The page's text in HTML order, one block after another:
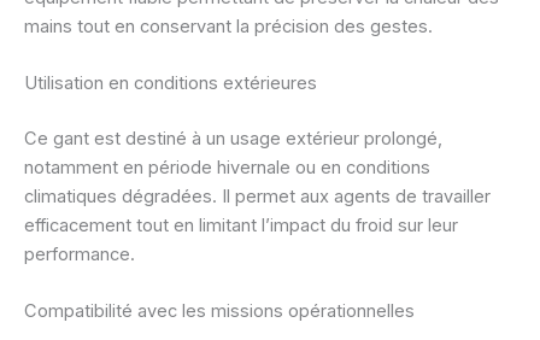
mains tout en conservant la précision des gestes.
Utilisation en conditions extérieures
Ce gant est destiné à un usage extérieur prolongé,
notamment en période hivernale ou en conditions
climatiques dégradées. Il permet aux agents de travailler
efficacement tout en limitant l’impact du froid sur leur
performance.
Compatibilité avec les missions opérationnelles